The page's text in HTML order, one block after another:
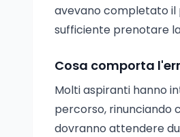
avevano completato il
sufficiente prenotare
Cosa comporta
Molti aspiranti hanno
percorso, rinunciando
dovranno attendere